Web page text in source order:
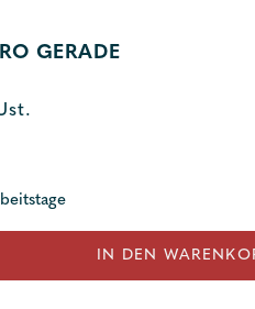
GERADE
IN DEN